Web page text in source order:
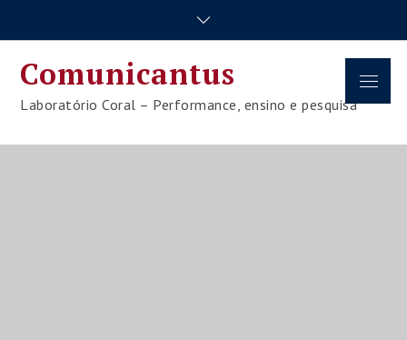
Comunicantus
Laboratório Coral – Performance, ensino e pesquisa
Menu